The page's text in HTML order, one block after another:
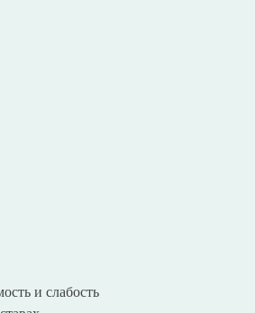
и слабость